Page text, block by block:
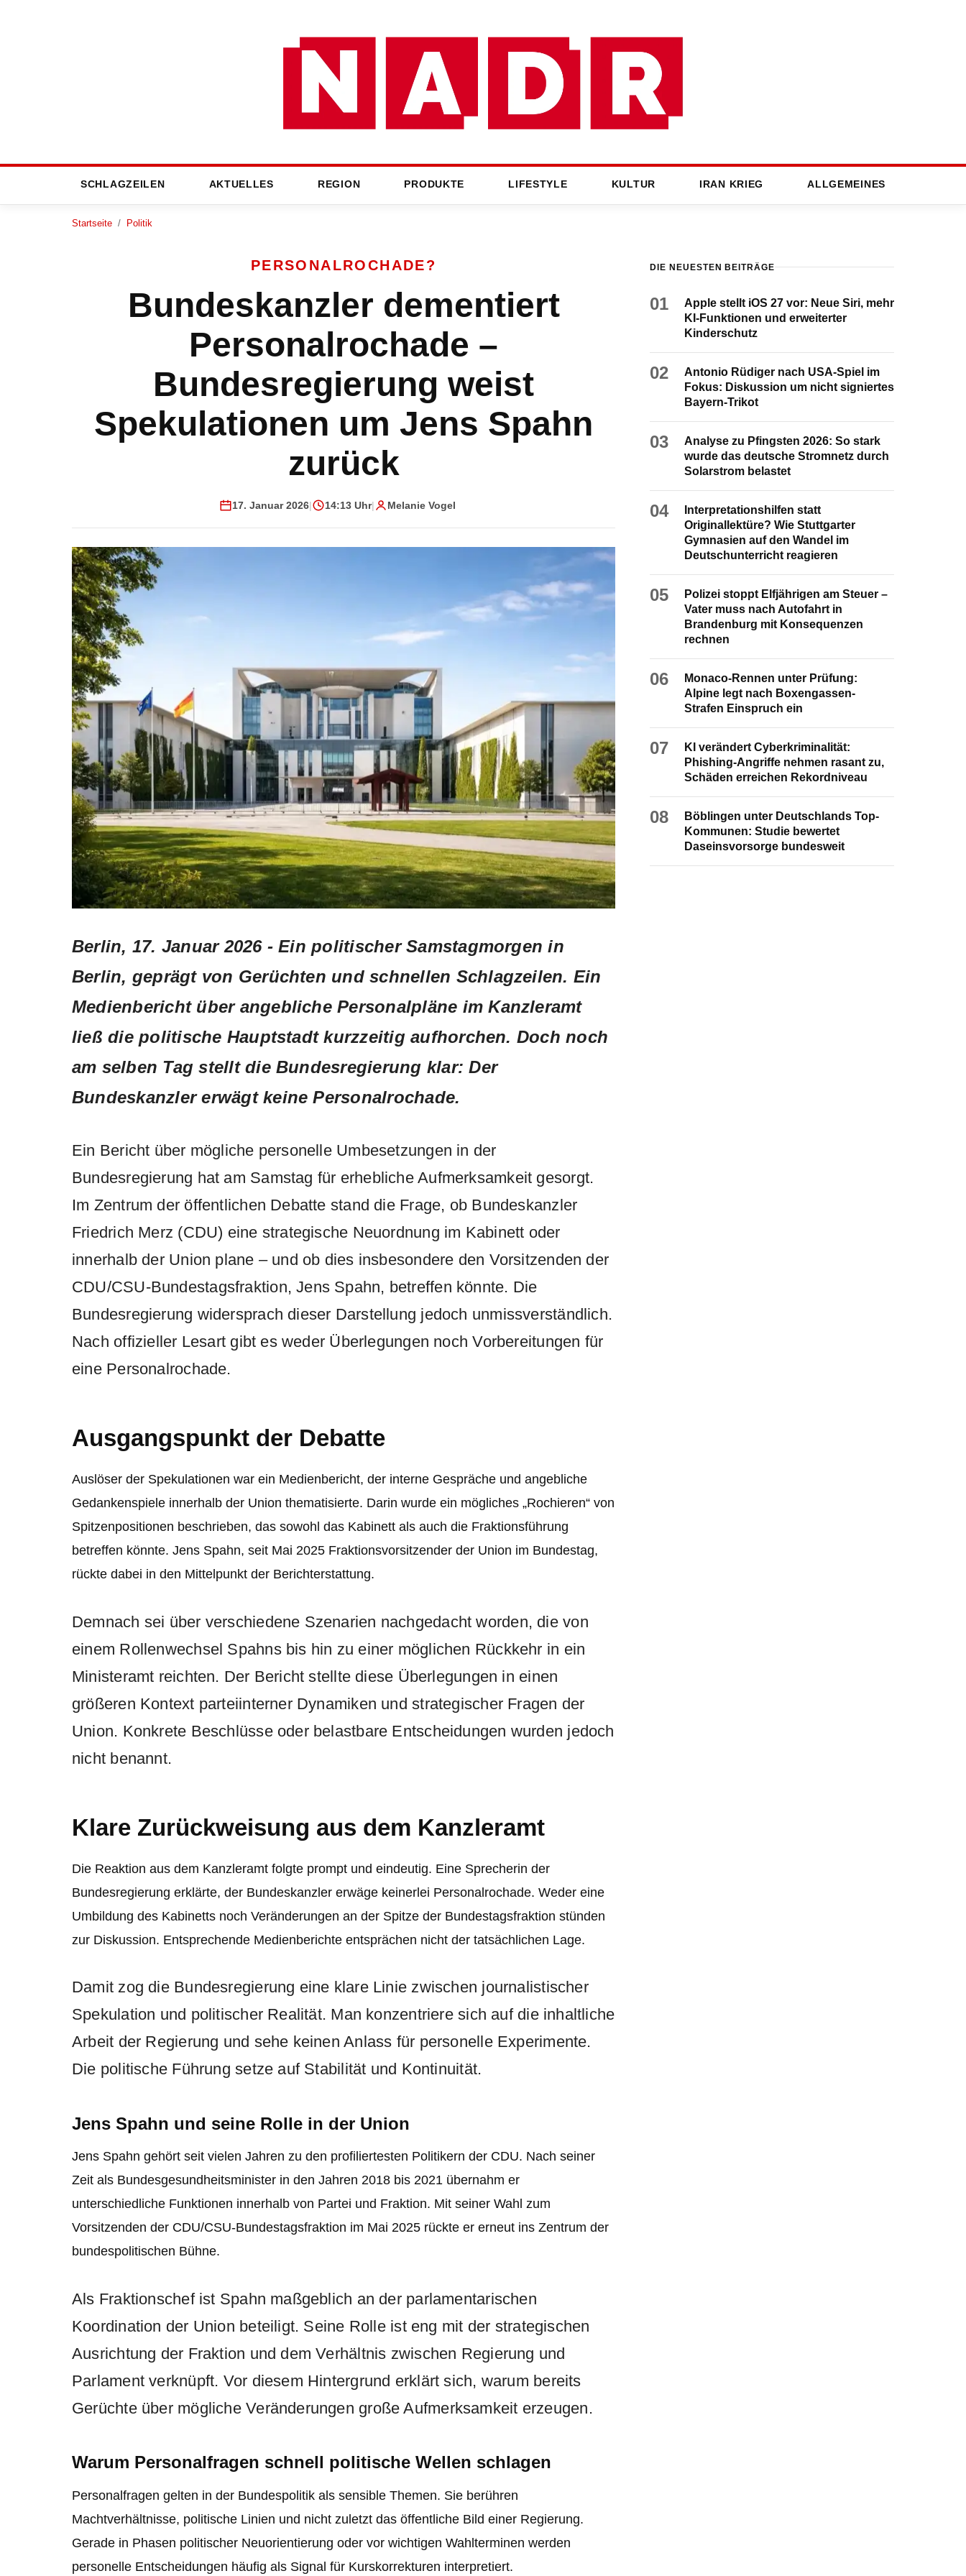
SCHLAGZEILEN AKTUELLES REGION PRODUKTE LIFESTYLE KULTUR IRAN KRIEG ALLGEMEINES
Startseite / Politik
PERSONALROCHADE?
Bundeskanzler dementiert
Personalrochade –
Bundesregierung weist
Spekulationen um Jens Spahn
zurück
17. Januar 2026| 14:13 Uhr| Melanie Vogel
Berlin, 17. Januar 2026 -Ein politischer Samstagmorgen in
Berlin, geprägt von Gerüchten und schnellen Schlagzeilen. Ein
Medienbericht über angebliche Personalpläne im Kanzleramt
ließ die politische Hauptstadt kurzzeitig aufhorchen. Doch noch
am selben Tag stellt die Bundesregierung klar: Der
Bundeskanzler erwägt keine Personalrochade.
Ein Bericht über mögliche personelle Umbesetzungen in der
Bundesregierung hat am Samstag für erhebliche Aufmerksamkeit gesorgt.
Im Zentrum der öffentlichen Debatte stand die Frage, ob Bundeskanzler
Friedrich Merz (CDU) eine strategische Neuordnung im Kabinett oder
innerhalb der Union plane – und ob dies insbesondere den Vorsitzenden der
CDU/CSU-Bundestagsfraktion, Jens Spahn, betreffen könnte. Die
Bundesregierung widersprach dieser Darstellung jedoch unmissverständlich.
Nach offizieller Lesart gibt es weder Überlegungen noch Vorbereitungen für
eine Personalrochade.
Ausgangspunkt der Debatte
Auslöser der Spekulationen war ein Medienbericht, der interne Gespräche und angebliche
Gedankenspiele innerhalb der Union thematisierte. Darin wurde ein mögliches „Rochieren“ von
Spitzenpositionen beschrieben, das sowohl das Kabinett als auch die Fraktionsführung
betreffen könnte. Jens Spahn, seit Mai 2025 Fraktionsvorsitzender der Union im Bundestag,
rückte dabei in den Mittelpunkt der Berichterstattung.
Demnach sei über verschiedene Szenarien nachgedacht worden, die von
einem Rollenwechsel Spahns bis hin zu einer möglichen Rückkehr in ein
Ministeramt reichten. Der Bericht stellte diese Überlegungen in einen
größeren Kontext parteiinterner Dynamiken und strategischer Fragen der
Union. Konkrete Beschlüsse oder belastbare Entscheidungen wurden jedoch
nicht benannt.
Klare Zurückweisung aus dem Kanzleramt
Die Reaktion aus dem Kanzleramt folgte prompt und eindeutig. Eine Sprecherin der
Bundesregierung erklärte, der Bundeskanzler erwäge keinerlei Personalrochade. Weder eine
Umbildung des Kabinetts noch Veränderungen an der Spitze der Bundestagsfraktion stünden
zur Diskussion. Entsprechende Medienberichte entsprächen nicht der tatsächlichen Lage.
Damit zog die Bundesregierung eine klare Linie zwischen journalistischer
Spekulation und politischer Realität. Man konzentriere sich auf die inhaltliche
Arbeit der Regierung und sehe keinen Anlass für personelle Experimente.
Die politische Führung setze auf Stabilität und Kontinuität.
Jens Spahn und seine Rolle in der Union
Jens Spahn gehört seit vielen Jahren zu den profiliertesten Politikern der CDU. Nach seiner
Zeit als Bundesgesundheitsminister in den Jahren 2018 bis 2021 übernahm er
unterschiedliche Funktionen innerhalb von Partei und Fraktion. Mit seiner Wahl zum
Vorsitzenden der CDU/CSU-Bundestagsfraktion im Mai 2025 rückte er erneut ins Zentrum der
bundespolitischen Bühne.
Als Fraktionschef ist Spahn maßgeblich an der parlamentarischen
Koordination der Union beteiligt. Seine Rolle ist eng mit der strategischen
Ausrichtung der Fraktion und dem Verhältnis zwischen Regierung und
Parlament verknüpft. Vor diesem Hintergrund erklärt sich, warum bereits
Gerüchte über mögliche Veränderungen große Aufmerksamkeit erzeugen.
Warum Personalfragen schnell politische Wellen schlagen
Personalfragen gelten in der Bundespolitik als sensible Themen. Sie berühren
Machtverhältnisse, politische Linien und nicht zuletzt das öffentliche Bild einer Regierung.
Gerade in Phasen politischer Neuorientierung oder vor wichtigen Wahlterminen werden
personelle Entscheidungen häufig als Signal für Kurskorrekturen interpretiert.
DIE NEUESTEN BEITRÄGE
01
Apple stellt iOS 27 vor: Neue Siri, mehr
KI-Funktionen und erweiterter
Kinderschutz
02
Antonio Rüdiger nach USA-Spiel im
Fokus: Diskussion um nicht signiertes
Bayern-Trikot
03
Analyse zu Pfingsten 2026: So stark
wurde das deutsche Stromnetz durch
Solarstrom belastet
04
Interpretationshilfen statt
Originallektüre? Wie Stuttgarter
Gymnasien auf den Wandel im
Deutschunterricht reagieren
05
Polizei stoppt Elfjährigen am Steuer –
Vater muss nach Autofahrt in
Brandenburg mit Konsequenzen
rechnen
06
Monaco-Rennen unter Prüfung:
Alpine legt nach Boxengassen-
Strafen Einspruch ein
07
KI verändert Cyberkriminalität:
Phishing-Angriffe nehmen rasant zu,
Schäden erreichen Rekordniveau
08
Böblingen unter Deutschlands Top-
Kommunen: Studie bewertet
Daseinsvorsorge bundesweit